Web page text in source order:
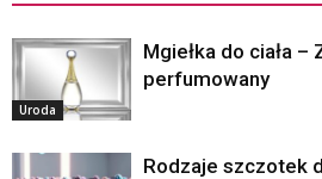
Uroda
Mgiełka do ciała –
perfumowany
Rodzaje szczotek